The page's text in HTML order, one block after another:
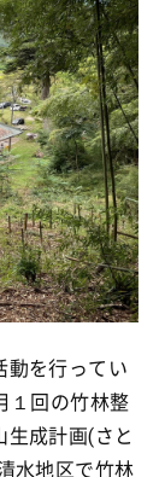
動を行ってい
１回の竹林整
成計画(さと
水地区で竹林